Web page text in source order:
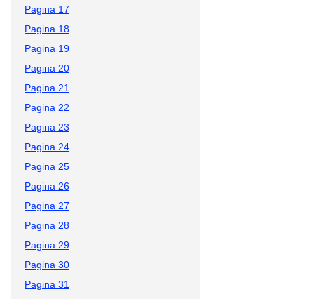
Pagina 17
Pagina 18
Pagina 19
Pagina 20
Pagina 21
Pagina 22
Pagina 23
Pagina 24
Pagina 25
Pagina 26
Pagina 27
Pagina 28
Pagina 29
Pagina 30
Pagina 31